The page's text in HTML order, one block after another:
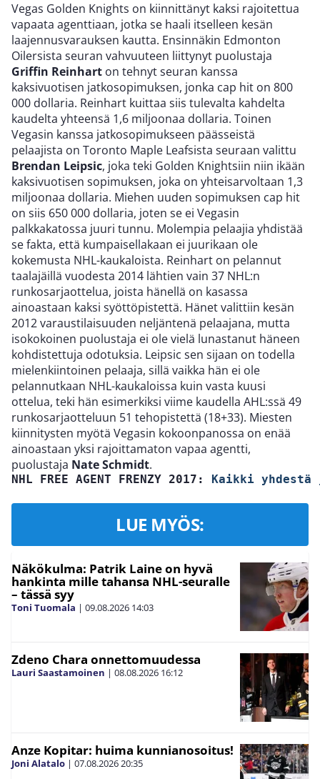
Vegas Golden Knights on kiinnittänyt kaksi rajoitettua
vapaata agenttiaan, jotka se haali itselleen kesän
laajennusvarauksen kautta. Ensinnäkin Edmonton
Oilersista seuran vahvuuteen liittynyt puolustaja
Griffin Reinhart on tehnyt seuran kanssa
kaksivuotisen jatkosopimuksen, jonka cap hit on 800
000 dollaria. Reinhart kuittaa siis tulevalta kahdelta
kaudelta yhteensä 1,6 miljoonaa dollaria. Toinen
Vegasin kanssa jatkosopimukseen päässeistä
pelaajista on Toronto Maple Leafsista seuraan valittu
Brendan Leipsic, joka teki Golden Knightsiin niin ikään
kaksivuotisen sopimuksen, joka on yhteisarvoltaan 1,3
miljoonaa dollaria. Miehen uuden sopimuksen cap hit
on siis 650 000 dollaria, joten se ei Vegasin
palkkakatossa juuri tunnu. Molempia pelaajia yhdistää
se fakta, että kumpaisellakaan ei juurikaan ole
kokemusta NHL-kaukaloista. Reinhart on pelannut
taalajäillä vuodesta 2014 lähtien vain 37 NHL:n
runkosarjaottelua, joista hänellä on kasassa
ainoastaan kaksi syöttöpistettä. Hänet valittiin kesän
2012 varaustilaisuuden neljäntenä pelaajana, mutta
isokokoinen puolustaja ei ole vielä lunastanut häneen
kohdistettuja odotuksia. Leipsic sen sijaan on todella
mielenkiintoinen pelaaja, sillä vaikka hän ei ole
pelannutkaan NHL-kaukaloissa kuin vasta kuusi
ottelua, teki hän esimerkiksi viime kaudella AHL:ssä 49
runkosarjaotteluun 51 tehopistettä (18+33). Miesten
kiinnitysten myötä Vegasin kokoonpanossa on enää
ainoastaan yksi rajoittamaton vapaa agentti,
puolustaja Nate Schmidt.
NHL FREE AGENT FRENZY 2017: Kaikki yhdestä
LUE MYÖS:
Näkökulma: Patrik Laine on hyvä
hankinta mille tahansa NHL-seuralle
– tässä syy
Toni Tuomala | 09.08.2026 14:03
Zdeno Chara onnettomuudessa
Lauri Saastamoinen | 08.08.2026 16:12
Anze Kopitar: huima kunnianosoitus!
Joni Alatalo | 07.08.202620:35